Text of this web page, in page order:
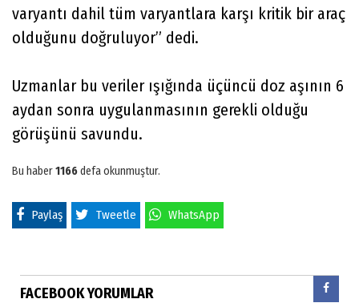
varyantı dahil tüm varyantlara karşı kritik bir araç
olduğunu doğruluyor” dedi.
Uzmanlar bu veriler ışığında üçüncü doz aşının 6
aydan sonra uygulanmasının gerekli olduğu
görüşünü savundu.
Bu haber1166defa okunmuştur.
Paylaş Tweetle WhatsApp
FACEBOOK YORUMLAR